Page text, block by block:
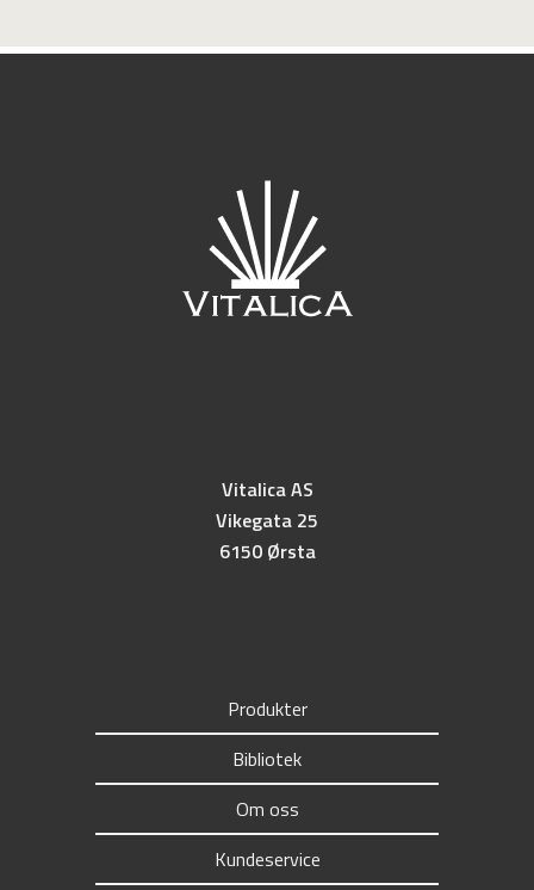
Vitalica AS
Vikegata 25
6150 Ørsta
Produkter
Bibliotek
Om oss
Kundeservice